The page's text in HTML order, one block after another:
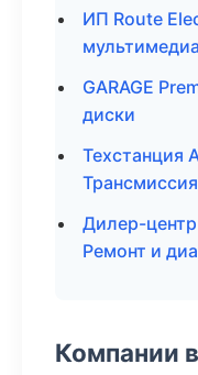
ИП Route
мультимедиа
GARAGE
диски
Техстанция
Дилер-
Ремонт и
Компании